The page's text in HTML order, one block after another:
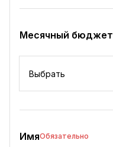
Месячный бюджет
ИмяОбязательно